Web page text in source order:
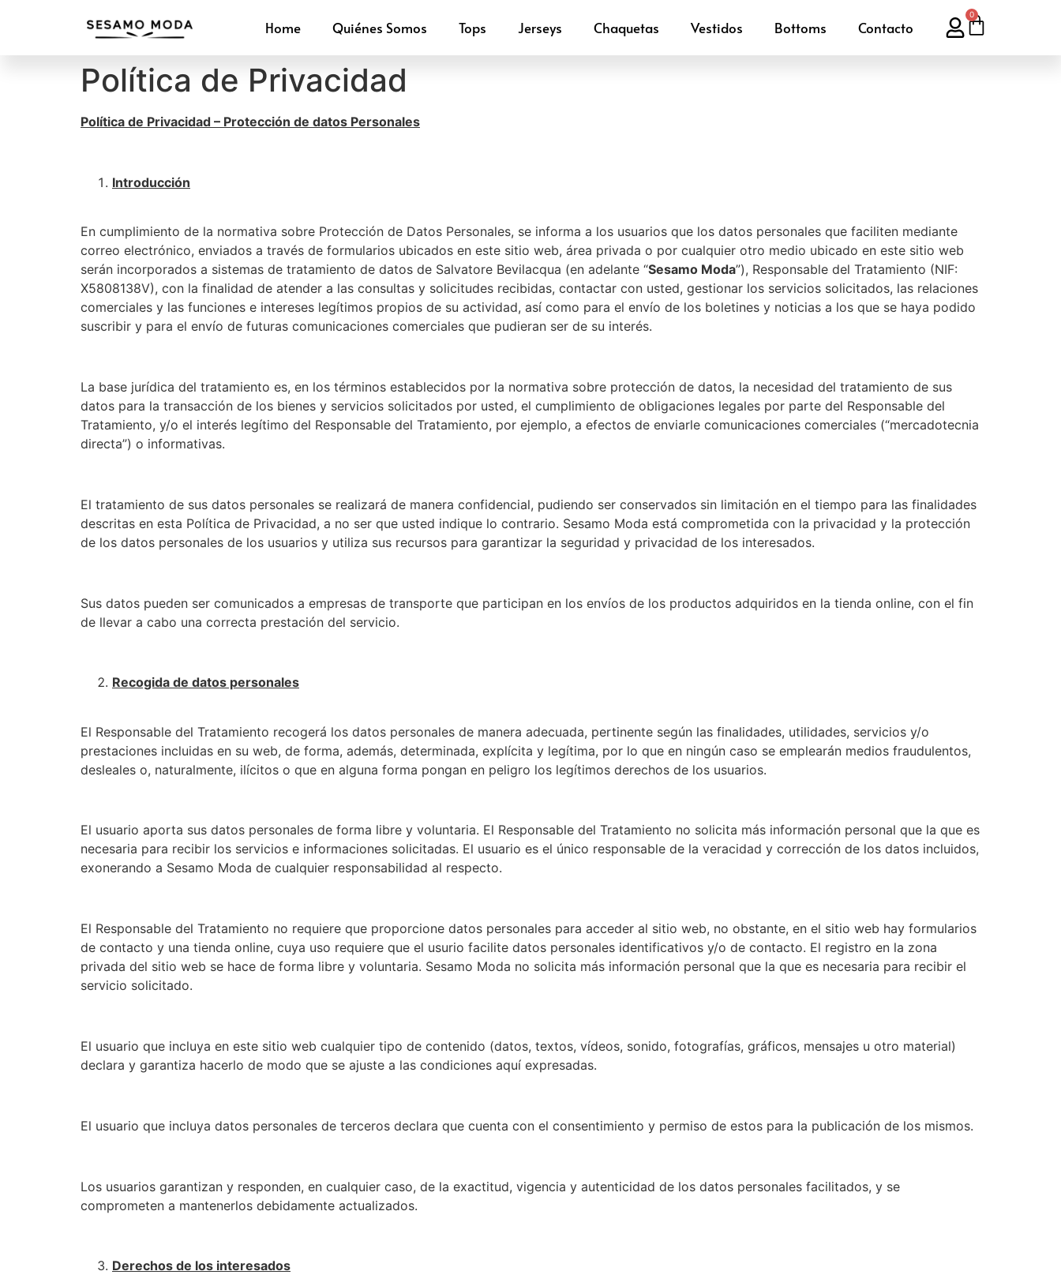
Home Quiénes Somos Tops Jerseys Chaquetas Vestidos Bottoms Contacto
0
Polí­tica de Privacidad
Política de Privacidad – Protección de datos Personales
Introducción
En cumplimiento de la normativa sobre Protección de Datos Personales, se informa a los usuarios que los datos personales que faciliten mediante
correo electrónico, enviados a través de formularios ubicados en este sitio web, área privada o por cualquier otro medio ubicado en este sitio web
serán incorporados a sistemas de tratamiento de datos de Salvatore Bevilacqua (en adelante “Sesamo Moda”), Responsable del Tratamiento (NIF:
X5808138V), con la finalidad de atender a las consultas y solicitudes recibidas, contactar con usted, gestionar los servicios solicitados, las relaciones
comerciales y las funciones e intereses legítimos propios de su actividad, así como para el envío de los boletines y noticias a los que se haya podido
suscribir y para el envío de futuras comunicaciones comerciales que pudieran ser de su interés.
La base jurídica del tratamiento es, en los términos establecidos por la normativa sobre protección de datos, la necesidad del tratamiento de sus
datos para la transacción de los bienes y servicios solicitados por usted, el cumplimiento de obligaciones legales por parte del Responsable del
Tratamiento, y/o el interés legítimo del Responsable del Tratamiento, por ejemplo, a efectos de enviarle comunicaciones comerciales (“mercadotecnia
directa”) o informativas.
El tratamiento de sus datos personales se realizará de manera confidencial, pudiendo ser conservados sin limitación en el tiempo para las finalidades
descritas en esta Política de Privacidad, a no ser que usted indique lo contrario. Sesamo Moda está comprometida con la privacidad y la protección
de los datos personales de los usuarios y utiliza sus recursos para garantizar la seguridad y privacidad de los interesados.
Sus datos pueden ser comunicados a empresas de transporte que participan en los envíos de los productos adquiridos en la tienda online, con el fin
de llevar a cabo una correcta prestación del servicio.
Recogida de datos personales
El Responsable del Tratamiento recogerá los datos personales de manera adecuada, pertinente según las finalidades, utilidades, servicios y/o
prestaciones incluidas en su web, de forma, además, determinada, explícita y legítima, por lo que en ningún caso se emplearán medios fraudulentos,
desleales o, naturalmente, ilícitos o que en alguna forma pongan en peligro los legítimos derechos de los usuarios.
El usuario aporta sus datos personales de forma libre y voluntaria. El Responsable del Tratamiento no solicita más información personal que la que es
necesaria para recibir los servicios e informaciones solicitadas. El usuario es el único responsable de la veracidad y corrección de los datos incluidos,
exonerando a Sesamo Moda de cualquier responsabilidad al respecto.
El Responsable del Tratamiento no requiere que proporcione datos personales para acceder al sitio web, no obstante, en el sitio web hay formularios
de contacto y una tienda online, cuya uso requiere que el usurio facilite datos personales identificativos y/o de contacto. El registro en la zona
privada del sitio web se hace de forma libre y voluntaria. Sesamo Moda no solicita más información personal que la que es necesaria para recibir el
servicio solicitado.
El usuario que incluya en este sitio web cualquier tipo de contenido (datos, textos, vídeos, sonido, fotografías, gráficos, mensajes u otro material)
declara y garantiza hacerlo de modo que se ajuste a las condiciones aquí expresadas.
El usuario que incluya datos personales de terceros declara que cuenta con el consentimiento y permiso de estos para la publicación de los mismos.
Los usuarios garantizan y responden, en cualquier caso, de la exactitud, vigencia y autenticidad de los datos personales facilitados, y se
comprometen a mantenerlos debidamente actualizados.
Derechos de los interesados